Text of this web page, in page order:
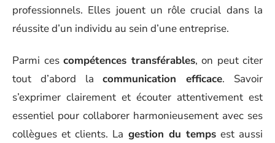
professionnels. Elles jouent un rôle crucial dans la
réussite d’un individu au sein d’une entreprise.
Parmi ces compétences transférables, on peut citer
tout d’abord lacommunication efficace. Savoir
s’exprimer clairement et écouter attentivement est
essentiel pour collaborer harmonieusement avec ses
collègues et clients. La gestion du tempsest aussi